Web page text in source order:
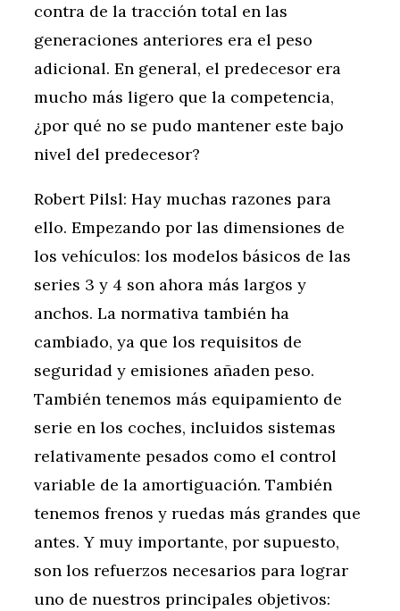
contra de la tracción total en las
generaciones anteriores era el peso
adicional. En general, el predecesor era
mucho más ligero que la competencia,
¿por qué no se pudo mantener este bajo
nivel del predecesor?
Robert Pilsl: Hay muchas razones para
ello. Empezando por las dimensiones de
los vehículos: los modelos básicos de las
series 3 y 4 son ahora más largos y
anchos. La normativa también ha
cambiado, ya que los requisitos de
seguridad y emisiones añaden peso.
También tenemos más equipamiento de
serie en los coches, incluidos sistemas
relativamente pesados como el control
variable de la amortiguación. También
tenemos frenos y ruedas más grandes que
antes. Y muy importante, por supuesto,
son los refuerzos necesarios para lograr
uno de nuestros principales objetivos: